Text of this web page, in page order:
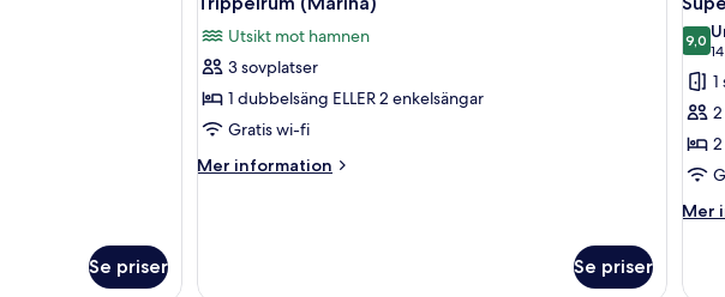
staden
Se priser
alla
foton
för
Trippelrum
(Marina)
Utsikt mot hamnen
3 sovplatser
1 dubbelsäng ELLER 2 enkelsängar
Gratis wi-fi
Mer information
Mer
Se priser
alla
för
rum
-
9,09,0
Mer
Mer